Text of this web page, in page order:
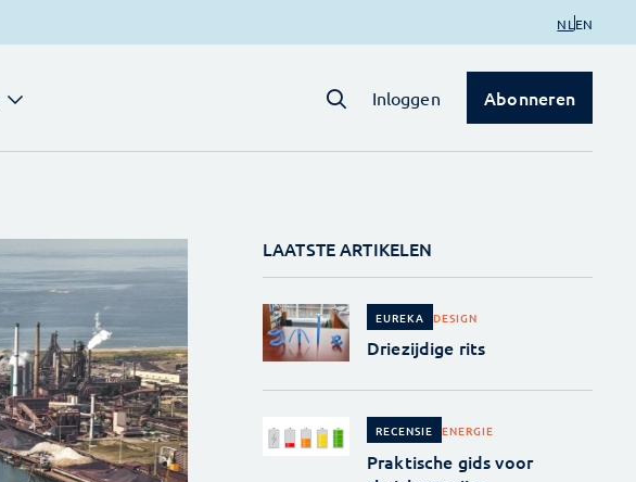
NL EN
Inloggen Abonneren
LAATSTE ARTIKELEN
EUREKA DESIGN
Driezijdige rits
RECENSIE ENERGIE
Praktische gids voor